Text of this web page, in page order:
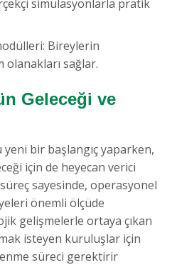
simülasyonlarla pratik
Bireylerin
olanakları sağlar.
Geleceği ve
bir başlangıç yaparken,
için de heyecan verici
sayesinde, operasyonel
önemli ölçüde
gelişmelerle ortaya çıkan
isteyen kuruluşlar için
süreci gerektirir